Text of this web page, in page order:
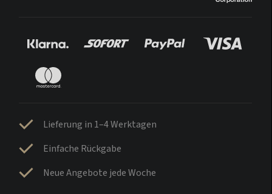
Lieferung in 1–4 Werktagen
Einfache Rückgabe
Neue Angebote jede Woche